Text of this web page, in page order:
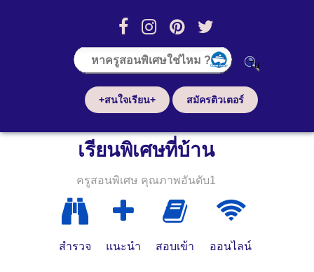
+สนใจเรียน+ สมัครติวเตอร์
เรียนพิเศษที่บ้าน
ครูสอนพิเศษ คุณภาพอันดับ1
สำรวจ แนะนำ สอบเข้า ออนไลน์